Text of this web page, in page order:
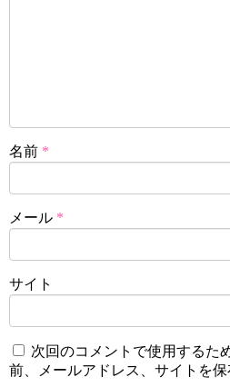
名前 *
メール *
サイト
次回のコメントで使用するた
前、メールアドレス、サイトを保